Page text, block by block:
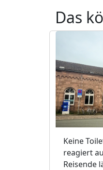
Das
Keine
reagiert
Reisende